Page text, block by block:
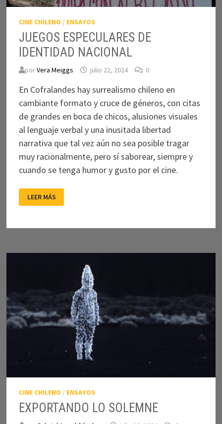
CINE CHILENO / ENSAYOS
JUEGOS ESPECULARES DE
IDENTIDAD NACIONAL
porVera Meiggs julio 22, 2024 0
En Cofralandes hay surrealismo chileno en
cambiante formato y cruce de géneros, con citas
de grandes en boca de chicos, alusiones visuales
al lenguaje verbal y una inusitada libertad
narrativa que tal vez aún no sea posible tragar
muy racionalmente, pero sí saborear, siempre y
cuando se tenga humor y gusto por el cine.
JUEGOS
ESPECULARES
DE
LEER MÁS
CINE CHILENO / ENSAYOS
EXPORTANDO LO SOLEMNE